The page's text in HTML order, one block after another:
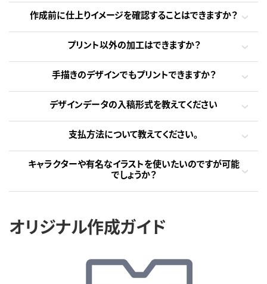
作成前に仕上りイメージを確認することはできますか？
プリント以外の加工はできますか？
手描きのデザインでもプリントできますか？
デザインデータの入稿形式を教えてください
支払方法について教えてください。
キャラクターや有名なイラストを使いたいのですが可能
でしょうか？
オリジナル作成ガイド